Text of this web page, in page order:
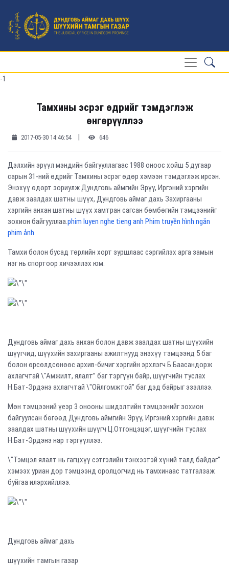
-1
Тамхины эсрэг өдрийг тэмдэглэж
өнгөрүүллээ
2017-05-30 14:46:54 | 646
Дэлхийн эрүүл мэндийн байгууллагаас 1988 оноос хойш 5 дугаар
сарын 31-ний өдрийг Тамхины эсрэг өдөр хэмээн тэмдэглэж ирсэн.
Энэхүү өдөрт зориулж Дундговь аймгийн Эрүү, Иргэний хэргийн
давж заалдах шатны шүүх, Дундговь аймаг дахь Захиргааны
хэргийн анхан шатны шүүх хамтран сагсан бөмбөгийн тэмцээнийг
зохион байгууллаа.phim luyen nghe tieng anh Phim truyền hình ngắn
phim ảnh
Тамхи болон бусад төрлийн хорт зуршлаас сэргийлэх арга замын
нэг нь спортоор хичээллэх юм.
Дундговь аймаг дахь анхан болон давж заалдах шатны шүүхийн
шүүгчид, шүүхийн захиргааны ажилтнууд энэхүү тэмцээнд 5 баг
болон өрсөлдсөнөөс архив-бичиг хэргийн эрхлэгч Б.Баасандорж
ахлагчтай \"Амжилт, ялалт” баг тэргүүн байр, шүүгчийн туслах
Н.Бат-Эрдэнэ ахлагчтай \"Ойлгомжтой” баг дэд байрыг эзэллээ.
Мөн тэмцээний үеэр 3 онооны шидэлтийн тэмцээнийг зохион
байгуулсан бөгөөд Дундговь аймгийн Эрүү, Иргэний хэргийн давж
заалдах шатны шүүхийн шүүгч Ц.Отгонцэцэг, шүүгчийн туслах
Н.Бат-Эрдэнэ нар тэргүүллээ.
\"Тэмцэл ялалт нь гагцхүү сэтгэлийн тэнхээтэй хүний талд байдаг”
хэмээх уриан дор тэмцээнд оролцогчид нь тамхинаас татгалзаж
буйгаа илэрхийллээ.
Дундговь аймаг дахь
шүүхийн тамгын газар